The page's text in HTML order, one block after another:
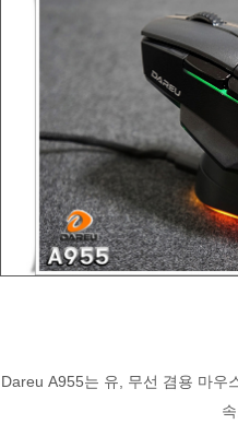
Dareu A955는 유, 무선 겸용 마우